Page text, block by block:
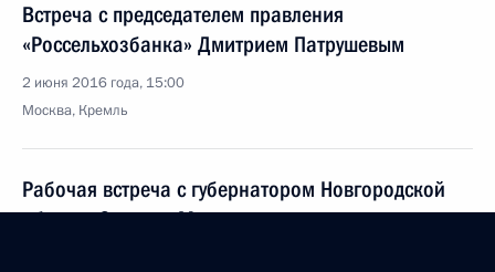
Встреча с председателем правления
«Россельхозбанка» Дмитрием Патрушевым
2 июня 2016 года, 15:00
Москва, Кремль
Рабочая встреча с губернатором Новгородской
области Сергеем Митиным